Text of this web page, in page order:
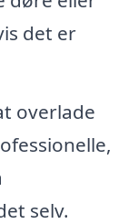
det er
overlade
selv.